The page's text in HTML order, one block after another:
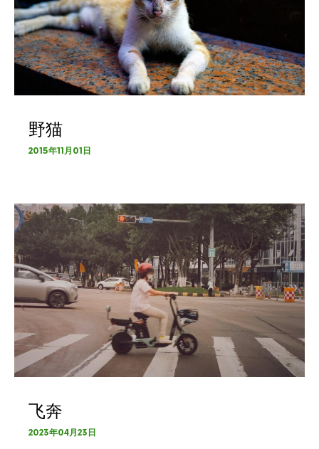
野猫
2015年11月01日
飞奔
2023年04月23日